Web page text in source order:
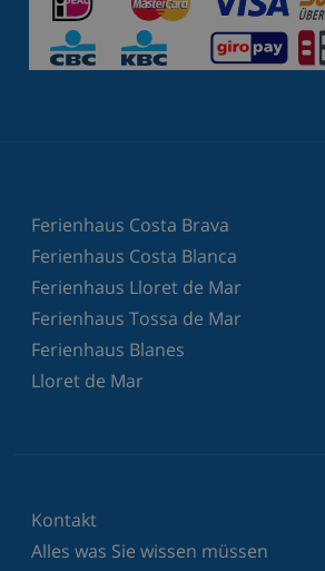
Ferienhaus Costa Brava
Ferienhaus Costa Blanca
Ferienhaus Lloret de Mar
Ferienhaus Tossa de Mar
Ferienhaus Blanes
Lloret de Mar
Kontakt
Alles was Sie wissen müssen